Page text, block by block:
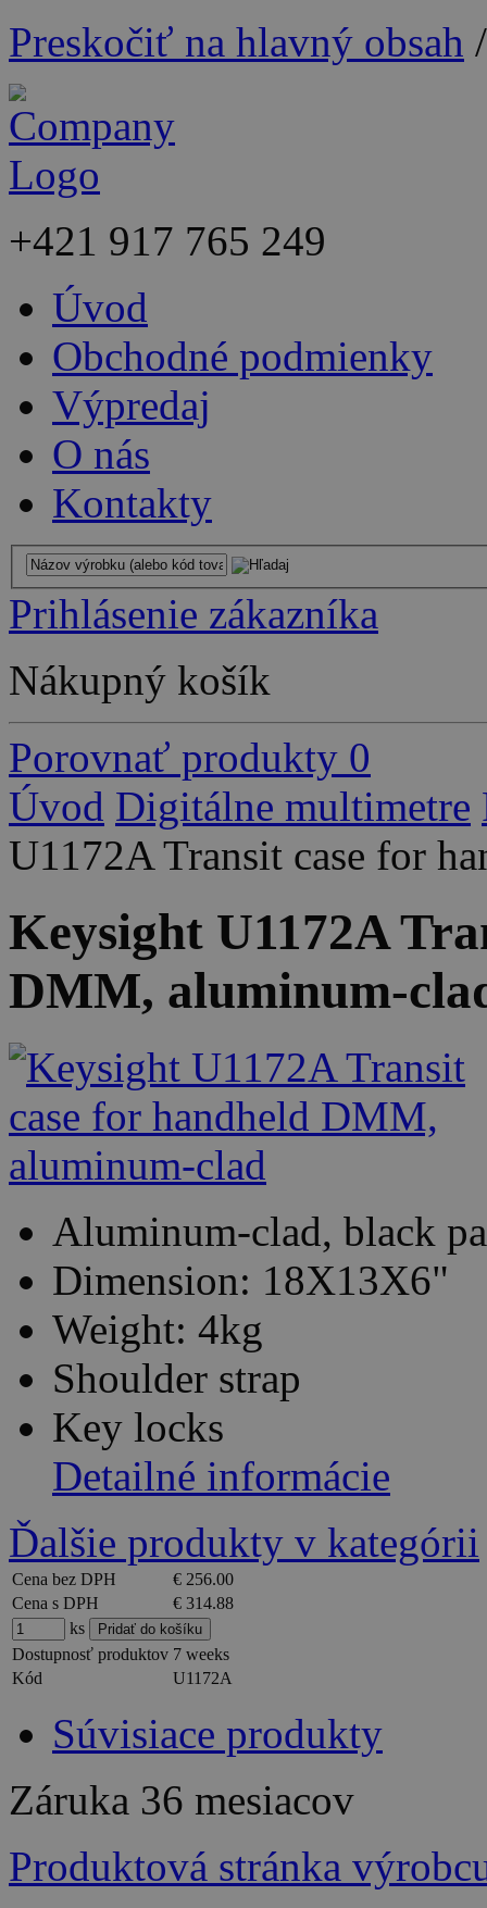
Preskočiť na hlavný obsah
+421 917 765 249
Úvod
Obchodné podmienky
Výpredaj
O nás
Kontakty
Prihlásenie zákazníka
Nákupný košík
Porovnať produkty 0
Úvod Digitálne multimetre
U1172A Transit case for
Keysight U1172A
DMM, aluminum-
Aluminum-clad, black
Dimension: 18X13X6"
Weight: 4kg
Shoulder strap
Key locks
Detailné informácie
Ďalšie produkty v kategórii
Cena bez DPH
€ 256.00
Cena s DPH
€ 314.88
ks
Dostupnosť produktov 7 weeks
Kód
U1172A
Súvisiace produkty
Záruka 36 mesiacov
Produktová stránka